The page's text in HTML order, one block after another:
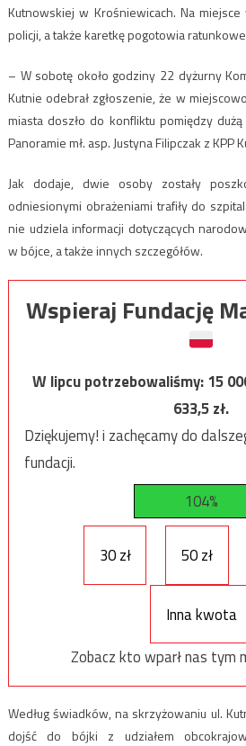
Kutnowskiej w Krośniewicach. Na
policji, a także karetkę pogotowia
– W sobotę około godziny 22 dyżurny
Kutnie odebrał zgłoszenie, że w
miasta doszło do konfliktu pomiędzy
Panoramie mł. asp. Justyna Filipczak z KPP
Jak dodaje, dwie osoby zostały
odniesionymi obrażeniami trafiły do
nie udziela informacji dotyczących
w bójce, a także innych szczegółów.
Wspieraj Fundację
W lipcu potrzebowaliśmy:15
633,5zł.
Dziękujemy! i zachęcamy do
fundacji.
104%
30 zł 50 zł
Inna kwota
Zobacz kto wparł nas tym
Według świadków, na skrzyżowaniu ul.
dojść do bójki z udziałem